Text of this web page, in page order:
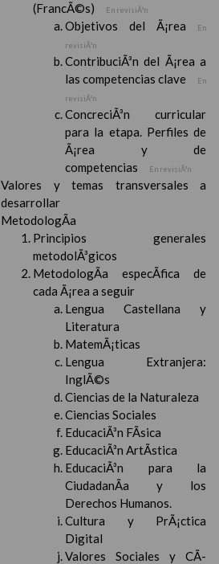
(FrancÃ©s) En revisiÃ³n
Objetivos del Ã¡rea
En
revisiÃ³n
ContribuciÃ³n del Ã¡rea a
las competencias clave
En
revisiÃ³n
ConcreciÃ³n curricular
para la etapa. Perfiles de
Ã¡rea y de
competencias
En revisiÃ³n
Valores y temas transversales a
desarrollar
MetodologÃ­a
Principios generales
metodolÃ³gicos
MetodologÃ­a especÃ­fica de
cada Ã¡rea a seguir
Lengua Castellana y
Literatura
MatemÃ¡ticas
Lengua Extranjera:
InglÃ©s
Ciencias de la Naturaleza
Ciencias Sociales
EducaciÃ³n FÃ­sica
EducaciÃ³n ArtÃ­stica
EducaciÃ³n para la
CiudadanÃ­a y los
Derechos Humanos.
Cultura y PrÃ¡ctica
Digital
Valores Sociales y CÃ­